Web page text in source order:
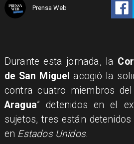
Prensa Web
Durante esta jornada, la
de San Miguel acogió la
contra cuatro miembros del
Aragua” detenidos en el
sujetos, tres están detenidos
en Estados Unidos.